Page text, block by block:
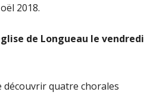
2018.
de Longueau le vendredi
découvrir quatre chorales